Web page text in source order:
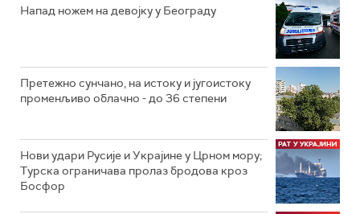
Напад ножем на девојку у Београду
Претежно сунчано, на истоку и југоистоку
променљиво облачно - до 36 степени
Нови удари Русије и Украјине у Црном мору;
Турска ограничава пролаз бродова кроз
Босфор